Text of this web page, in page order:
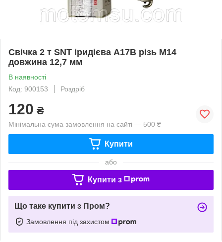
Свічка 2 т SNT іридієва A17B різь М14
довжина 12,7 мм
В наявності
Код: 900153
Роздріб
120 ₴
Мінімальна сума замовлення на сайті — 500 ₴
Купити
або
Купити з
Що таке купити з Пром?
Замовлення під захистом